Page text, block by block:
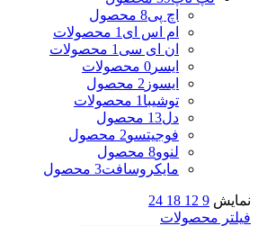
اچ پی8 محصول
ام اس ای 1 محصولات
ان ای سی 1 محصولات
ایسر 0 محصولات
ایسوز 2 محصول
توشیبا 1 محصولات
دل13 محصول
فوجیتسو2 محصول
لنوو8 محصول
مایکروسافت3 محصول
نمایش 9
12
18
24
فیلتر محصولات